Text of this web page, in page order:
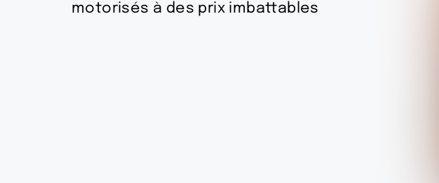
motorisés à des prix imbattables